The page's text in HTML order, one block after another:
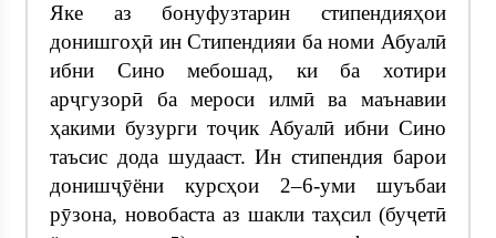
Яке аз бонуфузтарин стипендияҳои
донишгоҳӣ ин Стипендияи ба номи Абуалӣ
ибни Сино мебошад, ки ба хотири
арҷгузорӣ ба мероси илмӣ ва маънавии
ҳакими бузурги тоҷик Абуалӣ ибни Сино
таъсис дода шудааст. Ин стипендия барои
донишҷӯёни курсҳои 2–6-уми шуъбаи
рӯзона, новобаста аз шакли таҳсил (буҷетӣ